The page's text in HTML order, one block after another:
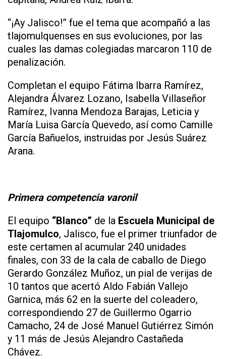
“¡Ay Jalisco!” fue el tema que acompañó a las
tlajomulquenses en sus evoluciones, por las
cuales las damas colegiadas marcaron 110 de
penalización.
Completan el equipo Fátima Ibarra Ramírez,
Alejandra Álvarez Lozano, Isabella Villaseñor
Ramírez, Ivanna Mendoza Barajas, Leticia y
María Luisa García Quevedo, así como Camille
García Bañuelos, instruidas por Jesús Suárez
Arana.
Primera competencia varonil
El equipo “Blanco” de la Escuela Municipal de
Tlajomulco, Jalisco, fue el primer triunfador de
este certamen al acumular 240 unidades
finales, con 33 de la cala de caballo de Diego
Gerardo González Muñoz, un pial de verijas de
10 tantos que acertó Aldo Fabián Vallejo
Garnica, más 62 en la suerte del coleadero,
correspondiendo 27 de Guillermo Ogarrio
Camacho, 24 de José Manuel Gutiérrez Simón
y 11 más de Jesús Alejandro Castañeda
Chávez.